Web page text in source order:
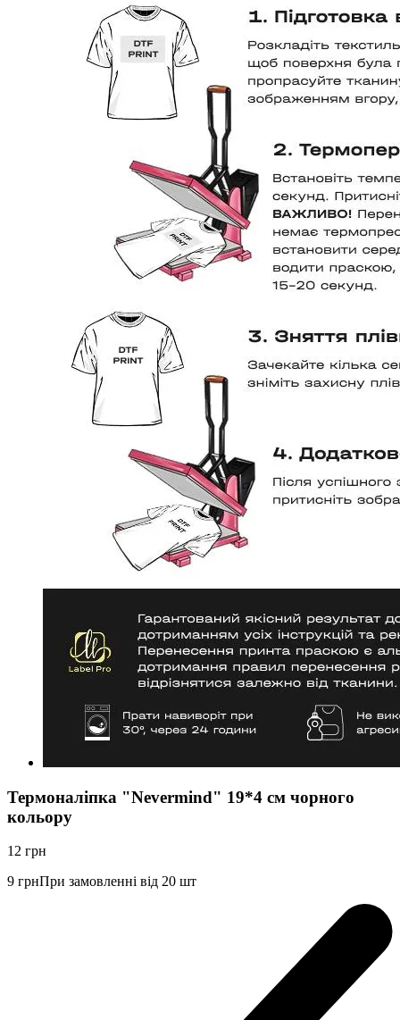
Термоналіпка "Nevermind" 19*4 см чорного
кольору
12 грн
9 грнПри замовленні від 20 шт